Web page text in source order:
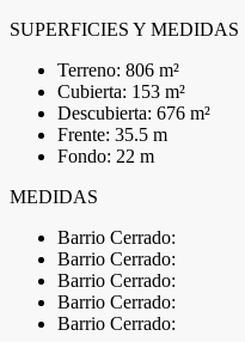
SUPERFICIES Y MEDIDAS
Terreno: 806 m²
Cubierta: 153 m²
Descubierta: 676 m²
Frente: 35.5 m
Fondo: 22 m
MEDIDAS
Barrio Cerrado:
Barrio Cerrado:
Barrio Cerrado:
Barrio Cerrado:
Barrio Cerrado: